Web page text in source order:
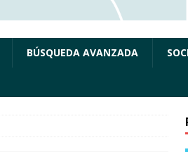
BÚSQUEDA AVANZADA